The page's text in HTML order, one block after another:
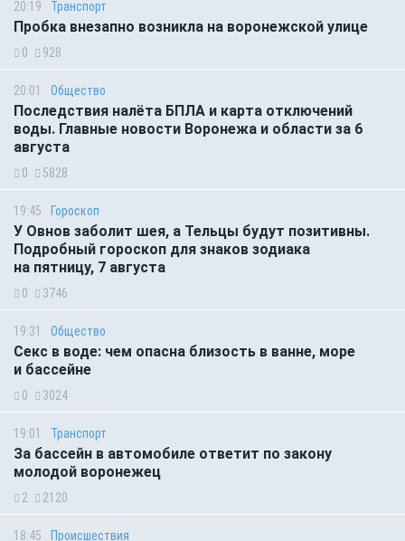
20:19 Транспорт
Пробка внезапно возникла на воронежской улице
0 928
20:01 Общество
Последствия налёта БПЛА и карта отключений
воды. Главные новости Воронежа и области за 6
августа
0 5828
19:45 Гороскоп
У Овнов заболит шея, а Тельцы будут позитивны.
Подробный гороскоп для знаков зодиака
на пятницу, 7 августа
0 3746
19:31 Общество
Секс в воде: чем опасна близость в ванне, море
и бассейне
0 3024
19:01 Транспорт
За бассейн в автомобиле ответит по закону
молодой воронежец
2 2120
18:45 Происшествия